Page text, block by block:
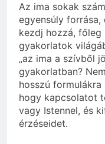
Az ima sokak
egyensúly forrása,
kezdj hozzá, főleg
gyakorlatok
„az ima a szívből
gyakorlatban?
hosszú
hogy kapcsolatot
vagy Istennel, és
érzéseidet.